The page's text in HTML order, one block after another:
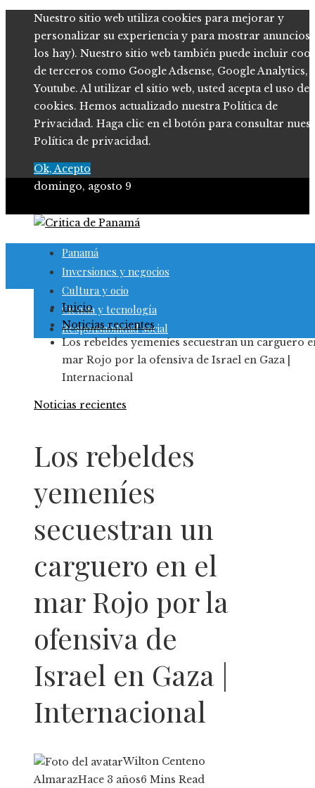
Nuestro sitio web utiliza cookies para mejorar y
personalizar su experiencia y para mostrar anuncios
los hay). Nuestro sitio web también puede incluir
de terceros como Google Adsense, Google Analytics,
Youtube. Al utilizar el sitio web, usted acepta el uso de
cookies. Hemos actualizado nuestra Política de
Privacidad. Haga clic en el botón para consultar
Política de privacidad.
Ok, Acepto
domingo, agosto 9
Panamá
Inversiones y negocios
Cultura y ocio
Ciencia y tecnología
Responsabilidad social
Inicio
Noticias recientes
Los rebeldes yemeníes secuestran un carguero
mar Rojo por la ofensiva de Israel en Gaza |
Internacional
Noticias recientes
Los rebeldes
yemeníes
secuestran un
carguero en el
mar Rojo por la
ofensiva de
Israel en Gaza |
Internacional
Wilton Centeno
AlmarazHace 3 años6 Mins Read